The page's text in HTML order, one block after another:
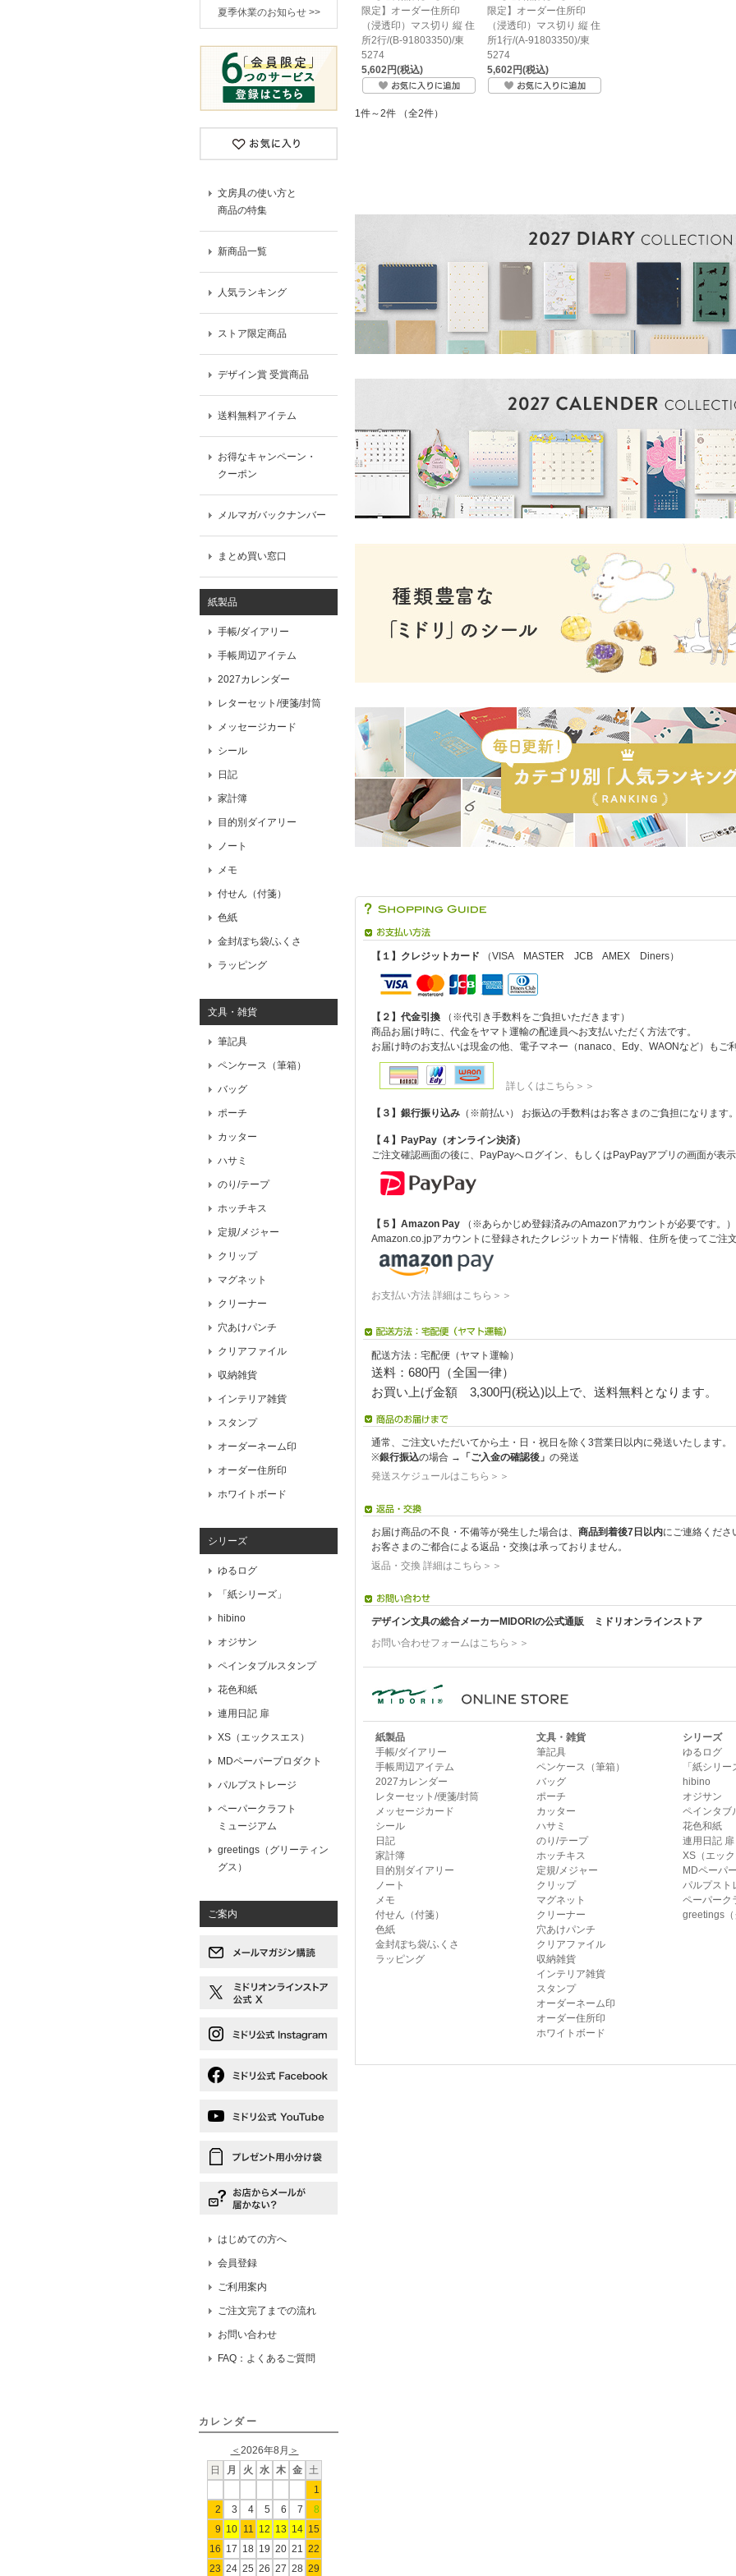
夏季休業のお知らせ >>
文房具の使い方と
商品の特集
新商品一覧
人気ランキング
ストア限定商品
デザイン賞 受賞商品
送料無料アイテム
お得なキャンペーン・
クーポン
メルマガバックナンバー
まとめ買い窓口
紙製品
手帳/ダイアリー
手帳周辺アイテム
2027カレンダー
レターセット/便箋/封筒
メッセージカード
シール
日記
家計簿
目的別ダイアリー
ノート
メモ
付せん（付箋）
色紙
金封/ぽち袋/ふくさ
ラッピング
文具・雑貨
筆記具
ペンケース（筆箱）
バッグ
ポーチ
カッター
ハサミ
のり/テープ
ホッチキス
定規/メジャー
クリップ
マグネット
クリーナー
穴あけパンチ
クリアファイル
収納雑貨
インテリア雑貨
スタンプ
オーダーネーム印
オーダー住所印
ホワイトボード
シリーズ
ゆるログ
「紙シリーズ」
hibino
オジサン
ペインタブルスタンプ
花色和紙
連用日記 扉
XS（エックスエス）
MDペーパープロダクト
パルプストレージ
ペーパークラフト
ミュージアム
greetings（グリーティン
グス）
ご案内
はじめての方へ
会員登録
ご利用案内
ご注文完了までの流れ
お問い合わせ
FAQ：よくあるご質問
カレンダー
＜ 2026年8月 ＞
日
月 火 水 木 金
土
1
2
3 4 5 6 7
8
9 10 11 12 13 14 15
16 17 18 19 20 21
22
23 24 25 26 27 28 29
限定】オーダー住所印
（浸透印）マス切り 縦 住
所2行/(B-91803350)/東
5274
5,602円(税込)
限定】オーダー住所印
（浸透印）マス切り 縦 住
所1行/(A-91803350)/東
5274
5,602円(税込)
1件～2件 （全2件）
【１】クレジットカード （VISA MASTER JCB AMEX Diners）
【２】代金引換 （※代引き手数料をご負担いただきます）
商品お届け時に、代金をヤマト運輸の配達員へお支払いただく方法です。
お届け時のお支払いは現金の他、電子マネー（nanaco、Edy、WAONなど）もご
詳しくはこちら＞＞
【３】銀行振り込み （※前払い） お振込の手数料はお客さまのご負担になります。
【４】PayPay（オンライン決済）
ご注文確認画面の後に、PayPayへログイン、もしくはPayPayアプリの画面が表
【５】Amazon Pay （※あらかじめ登録済みのAmazonアカウントが必要です。）
Amazon.co.jpアカウントに登録されたクレジットカード情報、住所を使ってご注
お支払い方法 詳細はこちら＞＞
配送方法：宅配便（ヤマト運輸）
送料：680円（全国一律）
お買い上げ金額 3,300円(税込)以上で、送料無料となります。
通常、ご注文いただいてから土・日・祝日を除く3営業日以内に発送いたします。
※銀行振込の場合 → 「ご入金の確認後」 の発送
発送スケジュールはこちら＞＞
お届け商品の不良・不備等が発生した場合は、 商品到着後7日以内にご連絡くださ
お客さまのご都合による返品・交換は承っておりません。
返品・交換 詳細はこちら＞＞
デザイン文具の総合メーカーMIDORIの公式通販 ミドリオンラインストア
お問い合わせフォームはこちら＞＞
紙製品
手帳/ダイアリー
手帳周辺アイテム
2027カレンダー
レターセット/便箋/封筒
メッセージカード
シール
日記
家計簿
目的別ダイアリー
ノート
メモ
付せん（付箋）
色紙
金封/ぽち袋/ふくさ
ラッピング
文具・雑貨
筆記具
ペンケース（筆箱）
バッグ
ポーチ
カッター
ハサミ
のり/テープ
ホッチキス
定規/メジャー
クリップ
マグネット
クリーナー
穴あけパンチ
クリアファイル
収納雑貨
インテリア雑貨
スタンプ
オーダーネーム印
オーダー住所印
ホワイトボード
シリーズ
ゆるログ
「紙シリー
hibino
オジサン
ペインタブ
花色和紙
連用日記 扉
XS（エック
MDペーパ
パルプスト
ペーパーク
greetings（